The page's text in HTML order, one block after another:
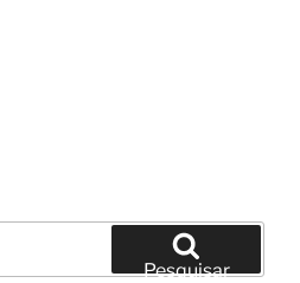
Pesquisar